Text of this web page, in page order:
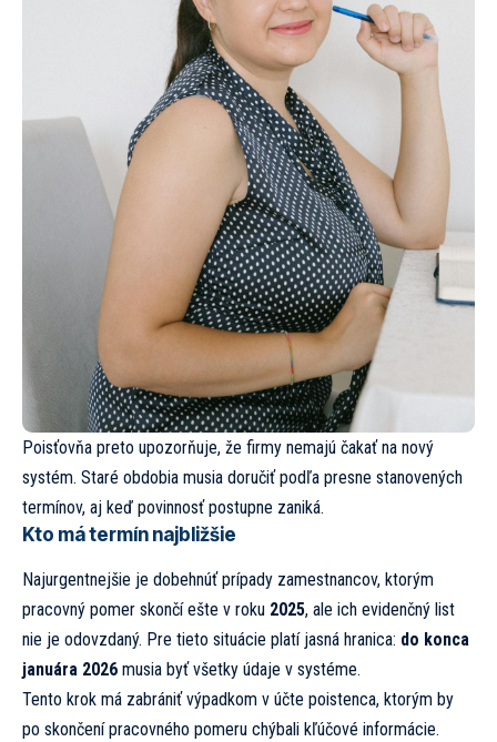
Poisťovňa preto upozorňuje, že firmy nemajú čakať na nový
systém. Staré obdobia musia doručiť podľa presne stanovených
termínov, aj keď povinnosť postupne zaniká.
Kto má termín najbližšie
Najurgentnejšie je dobehnúť prípady zamestnancov, ktorým
pracovný pomer skončí ešte v roku 2025, ale ich evidenčný list
nie je odovzdaný. Pre tieto situácie platí jasná hranica: do konca
januára 2026 musia byť všetky údaje v systéme.
Tento krok má zabrániť výpadkom v účte poistenca, ktorým by
po skončení pracovného pomeru chýbali kľúčové informácie.